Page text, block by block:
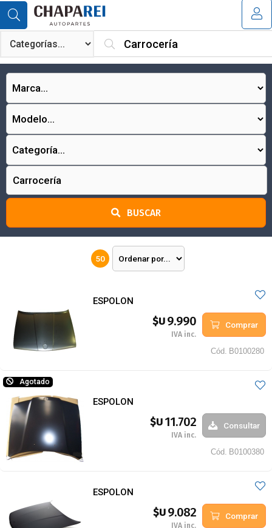
¿Tienes cupón de descuento?
BUSCAR
50
ESPOLON
$U9.990
IVA inc.
Comprar
Cód. B0100280
Agotado
ESPOLON
$U11.702
IVA inc.
Consultar
Cód. B0100380
ESPOLON
$U9.082
IVA inc.
Comprar